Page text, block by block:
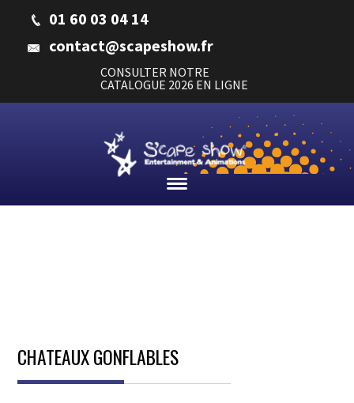
01 60 03 04 14
contact@scapeshow.fr
CONSULTER NOTRE
CATALOGUE 2026 EN LIGNE
CHATEAUX GONFLABLES